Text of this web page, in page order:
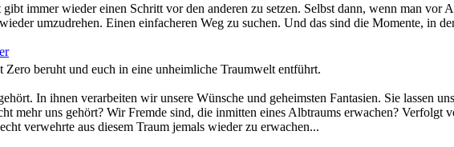
immer wieder einen Schritt vor den anderen zu setzen. Selbst dann, wenn man vor
umzudrehen. Einen einfacheren Weg zu suchen. Und das sind die Momente, in
Tag beweist, in allen Menschen steckt ein Held, wenn wir mutig genug sind über
duckten, kriechen zu Scharen aus ihren Löchern. Vielerorts kommt es zu
Chaos Herr werden kann, wird stetig lauter.
gewaltig. Und so schwer es auch ist, es bleibt lediglich abzuwarten was die Zukunft
es dürfte nur eine Frage der Zeit sein, bis sie zum erneuten Schlag gegen die friedliche
beruht und euch in eine unheimliche Traumwelt entführt.
In ihnen verarbeiten wir unsere Wünsche und geheimsten Fantasien. Sie lassen
mehr uns gehört? Wir Fremde sind, die inmitten eines Albtraums erwachen? Verfolgt
verwehrte aus diesem Traum jemals wieder zu erwachen...